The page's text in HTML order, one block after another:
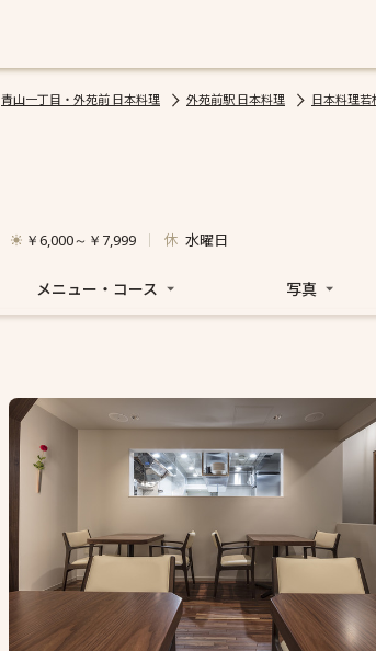
青山一丁目・外苑前 日本料理 外苑前駅 日本料理 日本料理若
￥6,000～￥7,999 休 水曜日
メニュー・コース 写真